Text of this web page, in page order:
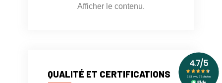
Afficher le contenu.
QUALITÉ ET CERTIFICATIONS